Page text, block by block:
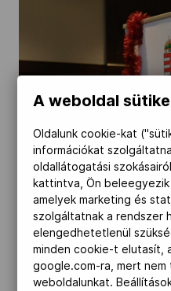
Dakar 2026
Los Angeles
MOB
Kettőskarrier-
NOB
A weboldal
Oldalunk cookie-kat
információkat
oldallátogatási
kattintva, Ön beleegyezik
amelyek marketing és
szolgáltatnak a rendszer
elengedhetetlenül
minden cookie-t elutasít,
google.com-ra, mert nem
weboldalunkat.